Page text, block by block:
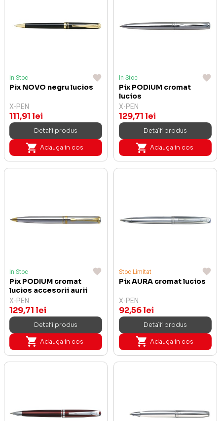
In Stoc
Pix NOVO negru lucios
X-PEN
111,91 lei
Detalii produs
Adauga in cos
In Stoc
Pix PODIUM cromat
lucios
X-PEN
129,71 lei
Detalii produs
Adauga in cos
In Stoc
Pix PODIUM cromat
lucios accesorii aurii
X-PEN
129,71 lei
Detalii produs
Adauga in cos
Stoc Limitat
Pix AURA cromat lucios
X-PEN
92,56 lei
Detalii produs
Adauga in cos